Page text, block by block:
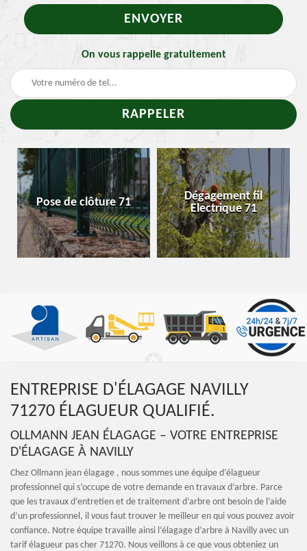
On vous rappelle gratuitement
Pose de clôture 71
Dégagement fil
Electrique 71
ENTREPRISE D'ÉLAGAGE NAVILLY
71270 ÉLAGUEUR QUALIFIÉ.
OLLMANN JEAN ÉLAGAGE – VOTRE ENTREPRISE
D'ÉLAGAGE À NAVILLY
Chez Ollmann jean élagage , nous sommes une équipe d’élagueur
professionnel qui s’occupe de votre demande en travaux d’arbre. Parce
que les travaux d’entretien et de traitement d’arbre ont besoin de l’aide
d’un professionnel, il vous faut trouver le meilleur en qui vous pouvez avoir
confiance. Notre équipe travaille ainsi l’élagage d’arbre à Navilly avec un
tarif élagueur pas cher 71270. Nous veillons à ce que vous obteniez un